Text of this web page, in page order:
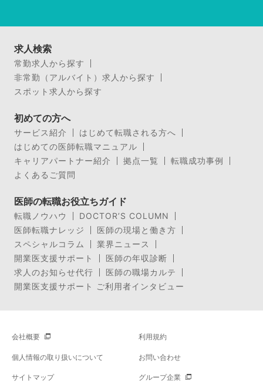
求人検索
常勤求人から探す
非常勤（アルバイト）求人から探す
スポット求人から探す
初めての方へ
サービス紹介
はじめて転職される方へ
はじめての医師転職マニュアル
キャリアパートナー紹介
拠点一覧
転職成功事例
よくあるご質問
医師の転職お役立ちガイド
転職ノウハウ
DOCTOR’S COLUMN
医師転職ナレッジ
医師の現場と働き方
スペシャルコラム
業界ニュース
開業医支援サポート
医師の年収診断
求人のお知らせ代行
医師の職場カルテ
開業医支援サポート ご利用者インタビュー
会社概要 利用規約
個人情報の取り扱いについて お問い合わせ
サイトマップ グループ企業